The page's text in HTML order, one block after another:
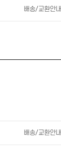
배송/교환안내
배송/교환안내